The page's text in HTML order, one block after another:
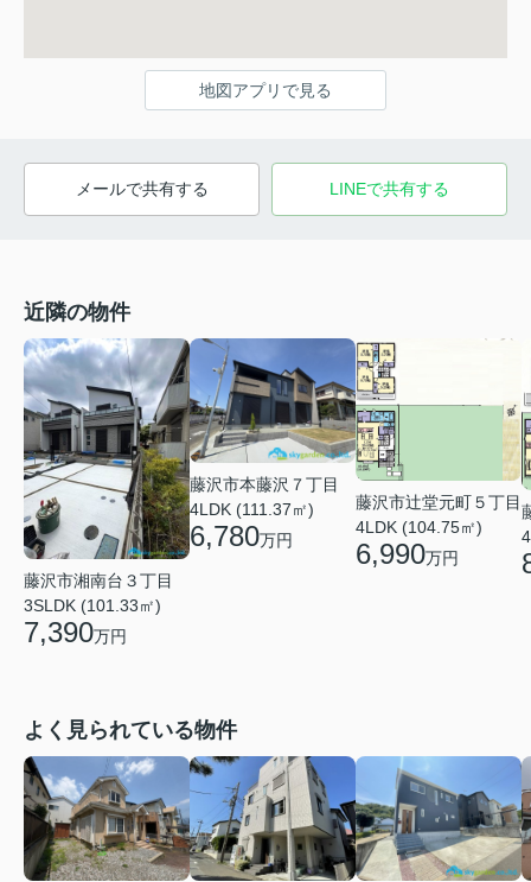
地図アプリで見る
メールで共有する LINEで共有する
近隣の物件
藤沢市湘南台３丁目
3SLDK (101.33㎡)
7,390万円
藤沢市本藤沢７丁目
4LDK (111.37㎡)
6,780万円
藤沢市辻堂元町５丁目
4LDK (104.75㎡)
6,990万円
よく見られている物件